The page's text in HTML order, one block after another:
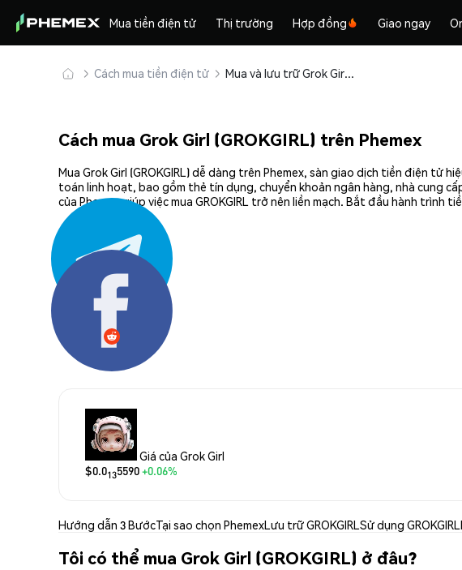
Mua tiền điện tử Thị trường Hợp đồng Giao ngay
Cách mua tiền điện tử Mua và lưu trữ Grok Girl (GROKGIRL) an toàn
Cách mua Grok Girl (GROKGIRL) trên Phemex
Mua Grok Girl (GROKGIRL) dễ dàng trên Phemex, sàn giao dịch tiền điện
toán linh hoạt, bao gồm thẻ tín dụng, chuyển khoản ngân hàng, nhà cung
của Phemex giúp việc mua GROKGIRL trở nên liền mạch. Bắt đầu hành
Chia sẻ:
Giá của Grok Girl
$0.0135590+0.06%
Hướng dẫn 3 BướcTại sao chọn PhemexLưu trữ GROKGIRLSử dụng GROKGIRL
Tôi có thể mua Grok Girl (GROKGIRL) ở đâu?